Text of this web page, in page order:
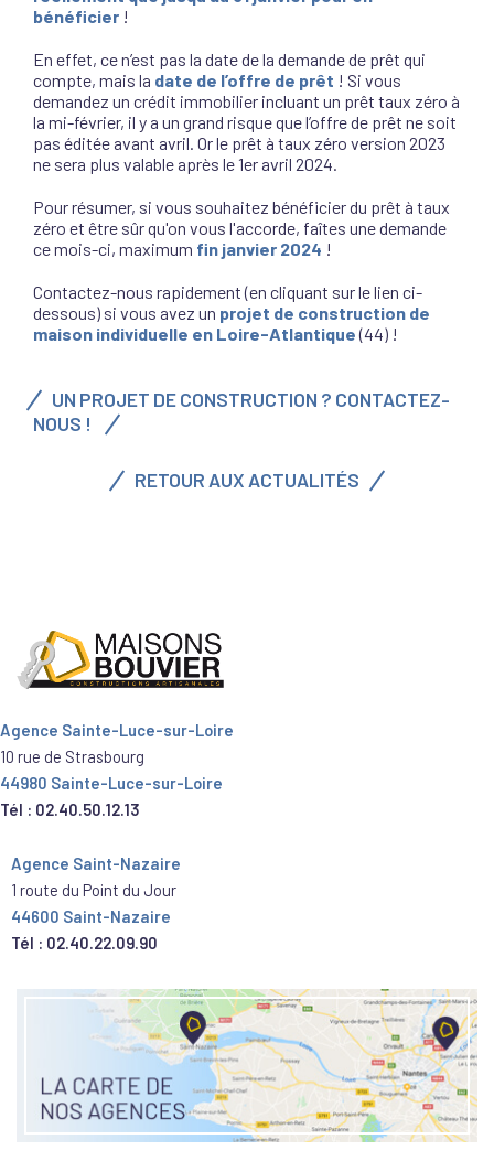
bénéficier !
En effet, ce n’est pas la date de la demande de prêt qui
compte, mais la date de l’offre de prêt ! Si vous
demandez un crédit immobilier incluant un prêt taux zéro à
la mi-février, il y a un grand risque que l’offre de prêt ne soit
pas éditée avant avril. Or le prêt à taux zéro version 2023
ne sera plus valable après le 1er avril 2024.
Pour résumer, si vous souhaitez bénéficier du prêt à taux
zéro et être sûr qu'on vous l'accorde, faîtes une demande
ce mois-ci, maximum fin janvier 2024 !
Contactez-nous rapidement (en cliquant sur le lien ci-
dessous) si vous avez un projet de construction de
maison individuelle en Loire-Atlantique(44) !
UN PROJET DE CONSTRUCTION ? CONTACTEZ-
NOUS !
RETOUR AUX ACTUALITÉS
Agence Sainte-Luce-sur-Loire
10 rue de Strasbourg
44980 Sainte-Luce-sur-Loire
Tél : 02.40.50.12.13
Agence Saint-Nazaire
1 route du Point du Jour
44600 Saint-Nazaire
Tél : 02.40.22.09.90